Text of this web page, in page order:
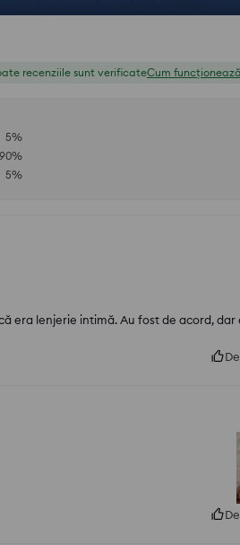
recenziile sunt verificateCum
5%
90%
5%
era lenjerie intimă. Au fost de acord, dar